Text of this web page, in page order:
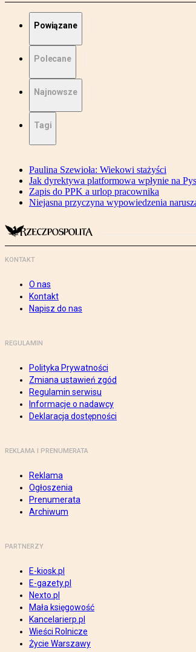
Powiązane
Polecane
Najnowsze
Tagi
Paulina Szewioła: Wiekowi stażyści
Jak dyrektywa platformowa wpłynie na
Zapis do PPK a urlop pracownika
Niejasna przyczyna wypowiedzenia
KONTAKT
O nas
Kontakt
Napisz do nas
REGULAMIN
Polityka Prywatności
Zmiana ustawień zgód
Regulamin serwisu
Informacje o nadawcy
Deklaracja dostępności
REKLAMA I PRENUMERATA
Reklama
Ogłoszenia
Prenumerata
Archiwum
PARTNERZY
E-kiosk.pl
E-gazety.pl
Nexto.pl
Mała księgowość
Kancelarierp.pl
Wieści Rolnicze
Życie Warszawy